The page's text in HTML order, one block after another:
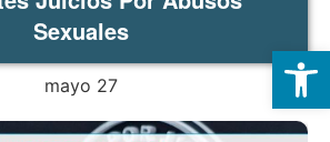
Sexuales
mayo 27